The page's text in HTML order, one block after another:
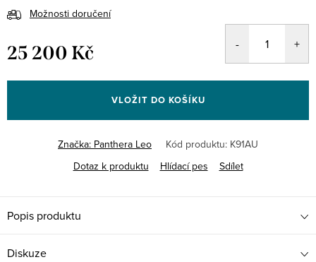
Možnosti doručení
25 200 Kč
cena:
VLOŽIT DO KOŠÍKU
Značka: Panthera Leo Kód produktu: K91AU
Dotaz k produktu
Hlídací pes Sdílet
Popis produktu
Diskuze